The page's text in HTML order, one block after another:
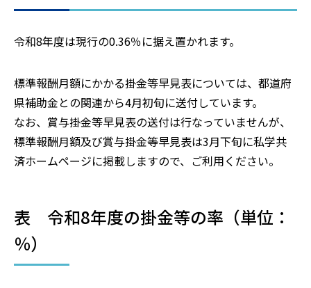
令和8年度は現行の0.36％に据え置かれます。
標準報酬月額にかかる掛金等早見表については、都道府
県補助金との関連から4月初旬に送付しています。
なお、賞与掛金等早見表の送付は行なっていませんが、
標準報酬月額及び賞与掛金等早見表は3月下旬に私学共
済ホームページに掲載しますので、ご利用ください。
表 令和8年度の掛金等の率（単位：
％）